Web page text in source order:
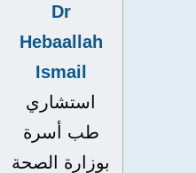
Dr
Hebaallah
Ismail
استشاري
طب أسرة
بوزارة الصحة